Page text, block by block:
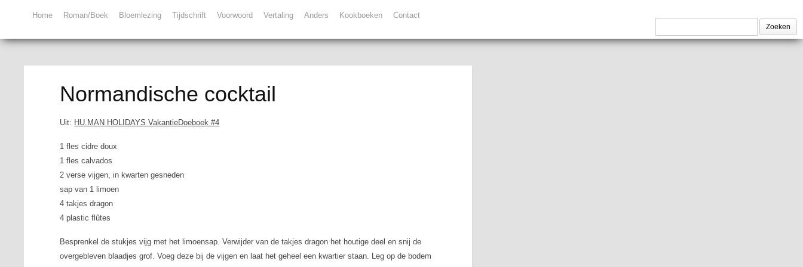
Home Roman/Boek Bloemlezing Tijdschrift Voorwoord Vertaling Anders Kookboeken Contact
Normandische cocktail
Uit: HU.MAN HOLIDAYS VakantieDoeboek #4
1 fles cidre doux
1 fles calvados
2 verse vijgen, in kwarten gesneden
sap van 1 limoen
4 takjes dragon
4 plastic flûtes
Besprenkel de stukjes vijg met het limoensap. Verwijder van de takjes dragon het houtige deel en snij de
overgebleven blaadjes grof. Voeg deze bij de vijgen en laat het geheel een kwartier staan. Leg op de bodem